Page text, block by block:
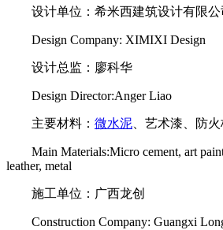
设计单位：希米西建筑设计有限公
Design Company: XIMIXI Design
设计总监：廖科华
Design Director:Anger Liao
主要材料： 微水泥、艺术漆、防
Main Materials:Micro cement, art
leather, metal
施工单位：广西龙创
Construction Company: Guangxi